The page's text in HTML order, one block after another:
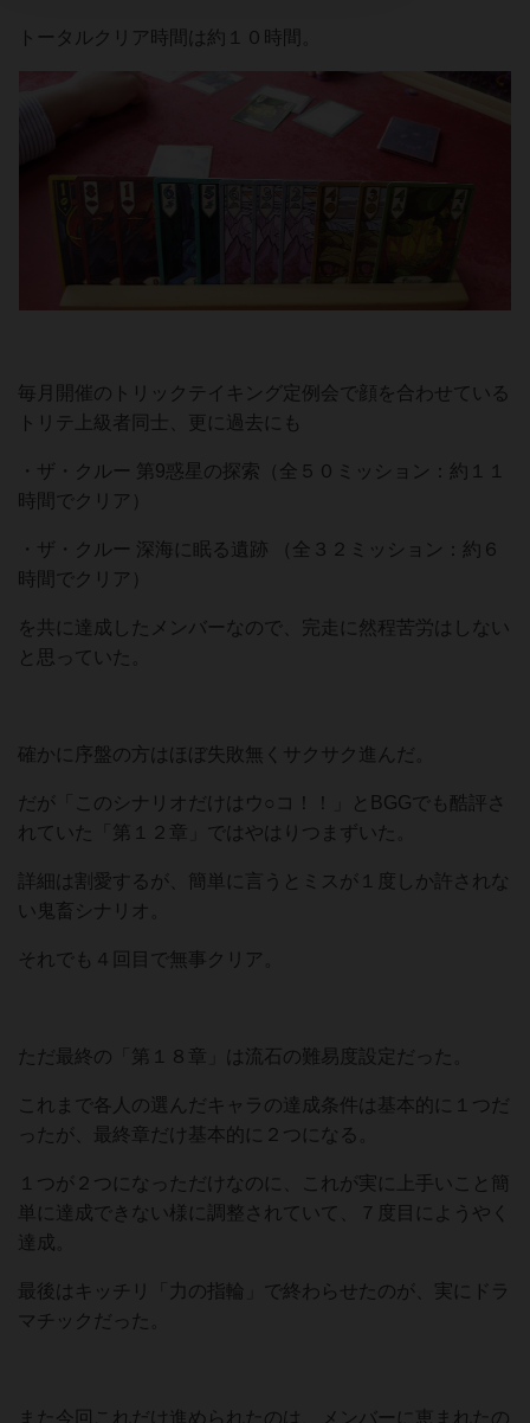
トータルクリア時間は約１０時間。
毎月開催のトリックテイキング定例会で顔を合わせている
トリテ上級者同士、更に過去にも
・ザ・クルー 第9惑星の探索（全５０ミッション：約１１
時間でクリア）
・ザ・クルー 深海に眠る遺跡 （全３２ミッション：約６
時間でクリア）
を共に達成したメンバーなので、完走に然程苦労はしない
と思っていた。
確かに序盤の方はほぼ失敗無くサクサク進んだ。
だが「このシナリオだけはウ○コ！！」とBGGでも酷評さ
れていた「第１２章」ではやはりつまずいた。
詳細は割愛するが、簡単に言うとミスが１度しか許されな
い鬼畜シナリオ。
それでも４回目で無事クリア。
ただ最終の「第１８章」は流石の難易度設定だった。
これまで各人の選んだキャラの達成条件は基本的に１つだ
ったが、最終章だけ基本的に２つになる。
１つが２つになっただけなのに、これが実に上手いこと簡
単に達成できない様に調整されていて、７度目にようやく
達成。
最後はキッチリ「力の指輪」で終わらせたのが、実にドラ
マチックだった。
また今回これだけ進められたのは、メンバーに恵まれたの